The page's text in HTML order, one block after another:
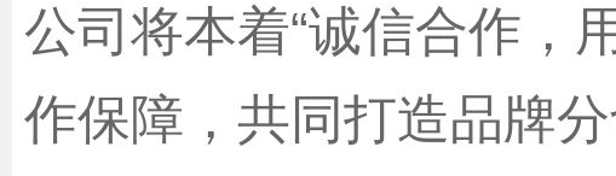
公司将本着“诚信合作，
作保障，共同打造品牌